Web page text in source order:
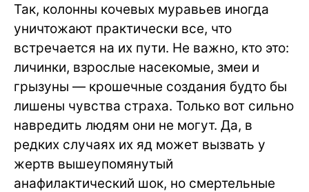
Так, колонны кочевых муравьев иногда
уничтожают практически все, что
встречается на их пути. Не важно, кто это:
личинки, взрослые насекомые, змеи и
грызуны — крошечные создания будто бы
лишены чувства страха. Только вот сильно
навредить людям они не могут. Да, в
редких случаях их яд может вызвать у
жертв вышеупомянутый
анафилактический шок, но смертельные